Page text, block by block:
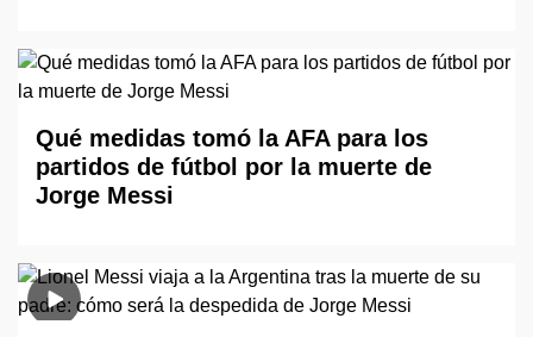
Qué medidas tomó la AFA para los
partidos de fútbol por la muerte de
Jorge Messi